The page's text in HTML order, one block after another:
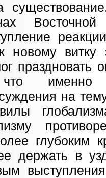
Восточной
новому витку
праздновать
что именно
на
глубоким
держать в